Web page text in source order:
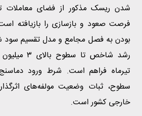
شدن ریسک مذکور از فضای معاملات
فرصت صعود و بازسازی را بازیافته
بودن به فصل مجامع و مدل تقسیم سود
تیرماه فراهم است. شرط ورود
سطوح، ثبات وضعیت مولفه‌های
خارجی کشور است.